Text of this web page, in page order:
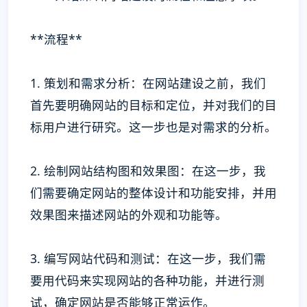
**流程**
1. 策划和需求分析：在网站建设之前，我们
首先要明确网站的目标和定位，并对我们的目
标用户进行研究。这一步也是对需求的分析。
2. 绘制网站结构图和效果图：在这一步，我
们需要确定网站的整体设计和功能安排，并用
效果图来描述网站的外观和功能等。
3. 编写网站代码和测试：在这一步，我们需
要用代码来实现网站的各种功能，并进行测
试，确定网站是否能够正常运作。